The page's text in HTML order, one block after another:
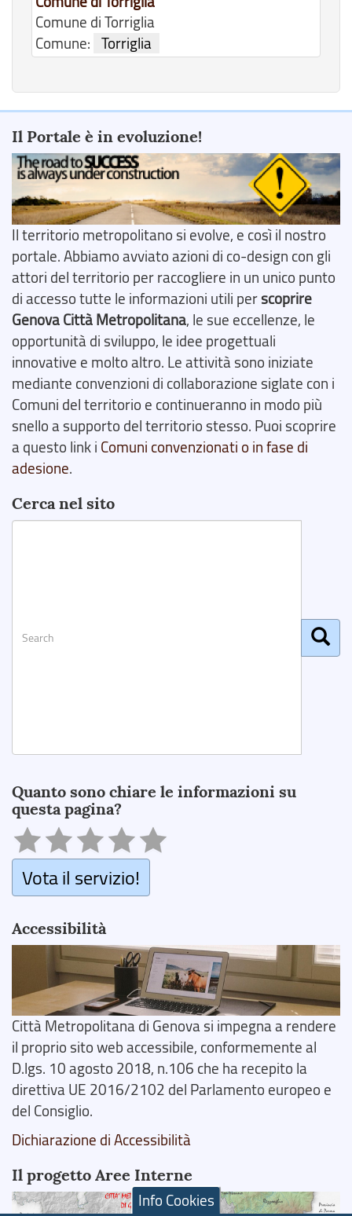
Comune di Torriglia
Comune: Torriglia
Il Portale è in evoluzione!
Il territorio metropolitano si evolve, e così il nostro
portale. Abbiamo avviato azioni di co-design con gli
attori del territorio per raccogliere in un unico punto
di accesso tutte le informazioni utili perscoprire
Genova Città Metropolitana, le sue eccellenze, le
opportunità di sviluppo, le idee progettuali
innovative e molto altro. Le attività sono iniziate
mediante convenzioni di collaborazione siglate con i
Comuni del territorio e continueranno in modo più
snello a supporto del territorio stesso. Puoi scoprire
a questo link i Comuni convenzionati o in fase di
adesione.
Cerca nel sito
Quanto sono chiare le informazioni su
questa pagina?
Vota il servizio!
Accessibilità
Città Metropolitana di Genova si impegna a rendere
il proprio sito web accessibile, conformemente al
D.lgs. 10 agosto 2018, n.106 che ha recepito la
direttiva UE 2016/2102 del Parlamento europeo e
del Consiglio.
Dichiarazione di Accessibilità
Il progetto Aree Interne
Info Cookies